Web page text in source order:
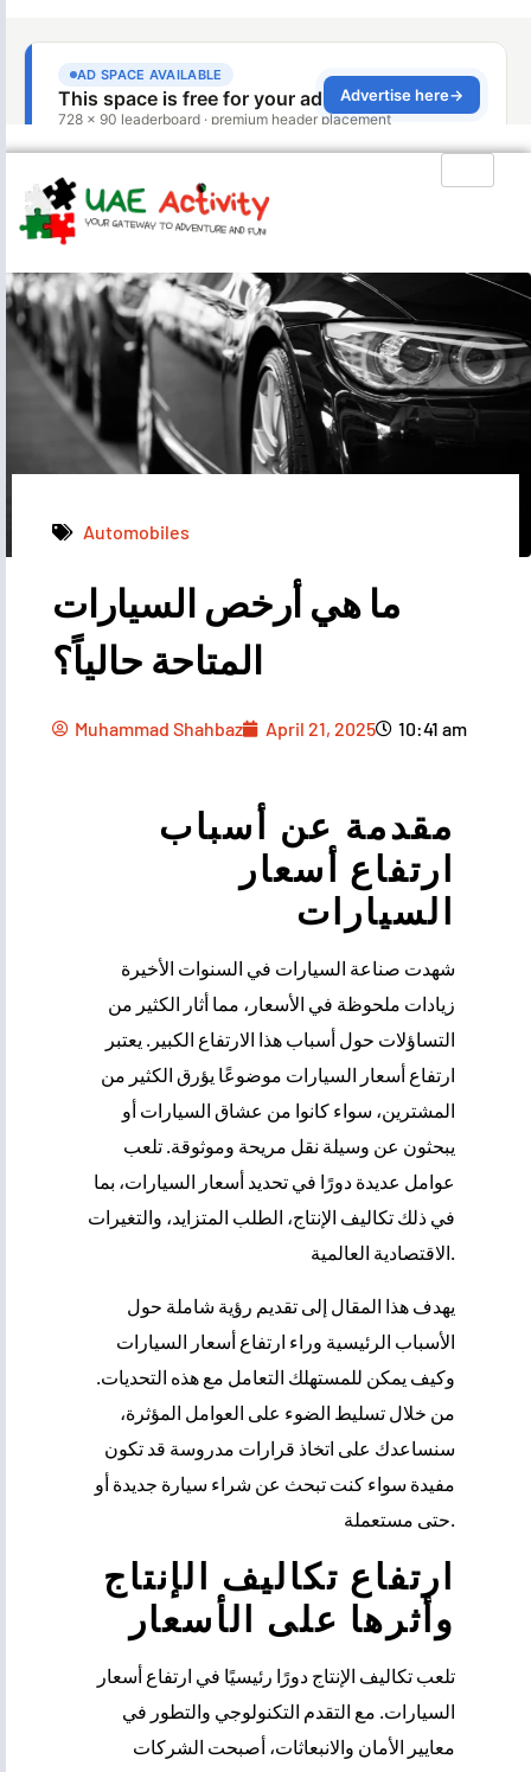
Muhammad Shahbaz April 21, 2025 10:41 am
Automobiles
ما هي أرخص السيارات
المتاحة حالياً؟
Muhammad Shahbaz April 21, 2025 10:41 am
مقدمة عن أسباب
ارتفاع أسعار
السيارات
شهدت صناعة السيارات في السنوات الأخيرة
زيادات ملحوظة في الأسعار، مما أثار الكثير من
التساؤلات حول أسباب هذا الارتفاع الكبير. يعتبر
ارتفاع أسعار السيارات موضوعًا يؤرق الكثير من
المشترين، سواء كانوا من عشاق السيارات أو
يبحثون عن وسيلة نقل مريحة وموثوقة. تلعب
عوامل عديدة دورًا في تحديد أسعار السيارات، بما
في ذلك تكاليف الإنتاج، الطلب المتزايد، والتغيرات
الاقتصادية العالمية.
يهدف هذا المقال إلى تقديم رؤية شاملة حول
الأسباب الرئيسية وراء ارتفاع أسعار السيارات
وكيف يمكن للمستهلك التعامل مع هذه التحديات.
من خلال تسليط الضوء على العوامل المؤثرة،
سنساعدك على اتخاذ قرارات مدروسة قد تكون
مفيدة سواء كنت تبحث عن شراء سيارة جديدة أو
حتى مستعملة.
ارتفاع تكاليف الإنتاج
وأثرها على الأسعار
تلعب تكاليف الإنتاج دورًا رئيسيًا في ارتفاع أسعار
السيارات. مع التقدم التكنولوجي والتطور في
معايير الأمان والانبعاثات، أصبحت الشركات